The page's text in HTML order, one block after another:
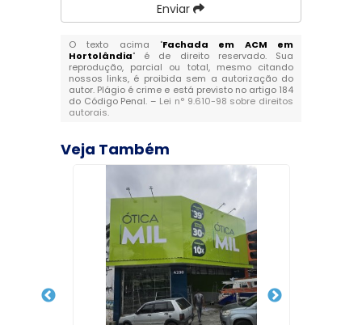
Enviar
O texto acima "Fachada em ACM em
Hortolândia" é de direito reservado. Sua
reprodução, parcial ou total, mesmo citando
nossos links, é proibida sem a autorização do
autor. Plágio é crime e está previsto no artigo 184
do Código Penal. – Lei n° 9.610-98 sobre direitos
autorais.
Veja Também